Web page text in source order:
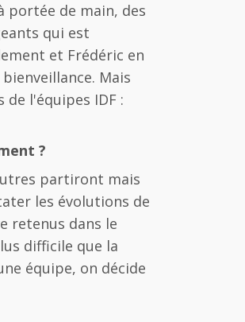
portée de main, des
qui est
et Frédéric en
Mais
l'équipes IDF :
?
partiront mais
les évolutions de
retenus dans le
difficile que la
équipe, on décide